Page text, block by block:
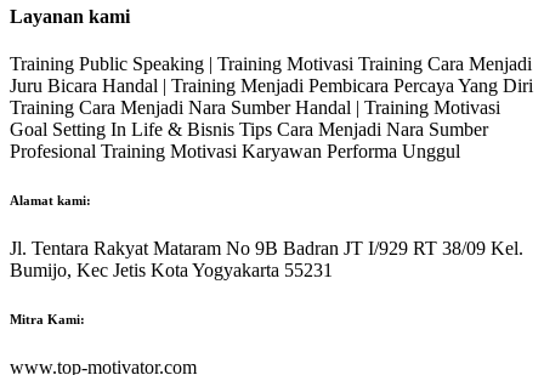
Layanan kami
Training Public Speaking | Training Motivasi Training Cara Menjadi
Juru Bicara Handal | Training Menjadi Pembicara Percaya Yang Diri
Training Cara Menjadi Nara Sumber Handal | Training Motivasi
Goal Setting In Life & Bisnis Tips Cara Menjadi Nara Sumber
Profesional Training Motivasi Karyawan Performa Unggul
Alamat kami:
Jl. Tentara Rakyat Mataram No 9B Badran JT I/929 RT 38/09 Kel.
Bumijo, Kec Jetis Kota Yogyakarta 55231
Mitra Kami:
www.top-motivator.com